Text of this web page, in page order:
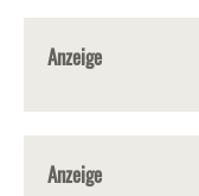
Anzeige
Anzeige